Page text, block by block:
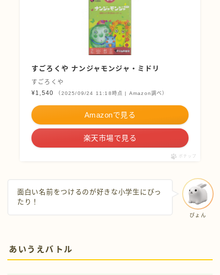
すごろくや ナンジャモンジャ・ミドリ
すごろくや
¥1,540
（2025/09/24 11:18時点 | Amazon調べ）
Amazonで見る
楽天市場で見る
ポチップ
ぴょん
面白い名前をつけるのが好きな小学生にぴっ
たり！
あいうえバトル